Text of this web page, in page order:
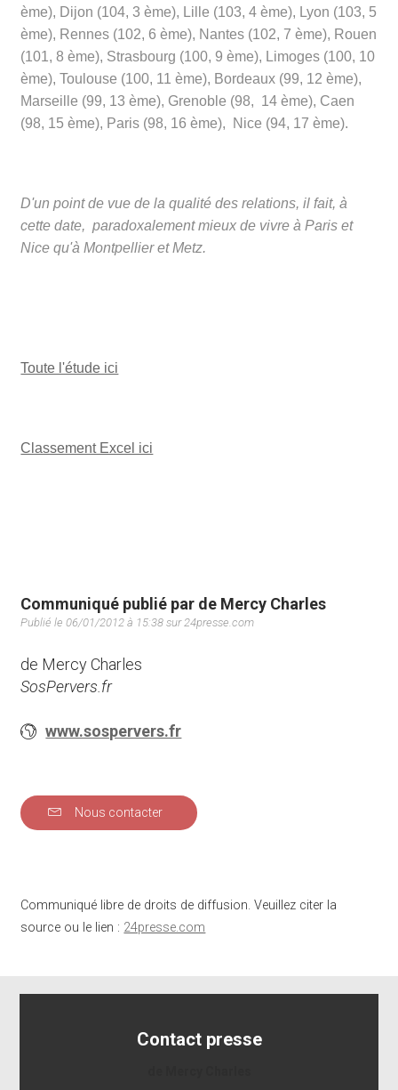
ème), Dijon (104, 3 ème), Lille (103, 4 ème), Lyon (103, 5
ème), Rennes (102, 6 ème), Nantes (102, 7 ème), Rouen
(101, 8 ème), Strasbourg (100, 9 ème), Limoges (100, 10
ème), Toulouse (100, 11 ème), Bordeaux (99, 12 ème),
Marseille (99, 13 ème), Grenoble (98, 14 ème), Caen
(98, 15 ème), Paris (98, 16 ème), Nice (94, 17 ème).
D'un point de vue de la qualité des relations, il fait, à
cette date, paradoxalement mieux de vivre à Paris et
Nice qu'à Montpellier et Metz.
Toute l'étude ici
Classement Excel ici
Communiqué publié par de Mercy Charles
Publié le 06/01/2012 à 15:38 sur 24presse.com
de Mercy Charles
SosPervers.fr
www.sospervers.fr
Nous contacter
Communiqué libre de droits de diffusion. Veuillez citer la
source ou le lien : 24presse.com
Contact presse